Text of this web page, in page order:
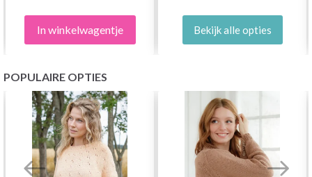
In winkelwagentje Bekijk alle opties
POPULAIRE OPTIES